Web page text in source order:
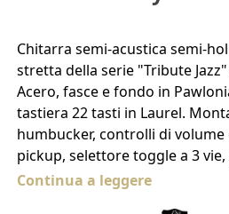
Chitarra semi-acustica semi-
stretta della serie "Tribute
Acero, fasce e fondo in
tastiera 22 tasti in Laurel.
humbucker, controlli di
pickup, selettore toggle a 3
Continua a leggere